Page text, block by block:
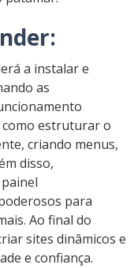
a instalar e
as
como estruturar o
criando menus,
disso,
para
Ao final do
sites dinâmicos e
e confiança.